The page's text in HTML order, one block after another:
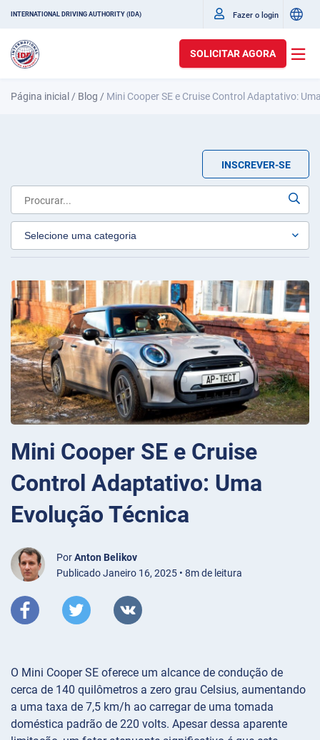
INTERNATIONAL DRIVING AUTHORITY (IDA) Fazer o login
SOLICITAR AGORA
Página inicial / Blog / Mini Cooper SE e Cruise Control Adaptativo:
INSCREVER-SE
Mini Cooper SE e Cruise
Control Adaptativo: Uma
Evolução Técnica
PorAnton Belikov
Publicado Janeiro 16, 2025 • 8m de leitura
O Mini Cooper SE oferece um alcance de condução de
cerca de 140 quilômetros a zero grau Celsius, aumentando
a uma taxa de 7,5 km/h ao carregar de uma tomada
doméstica padrão de 220 volts. Apesar dessa aparente